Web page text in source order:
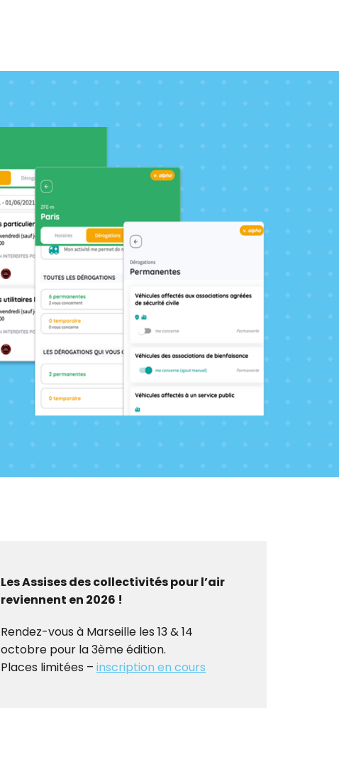
Les Assises des collectivités pour l’air
reviennent en 2026 !
Rendez-vous à Marseille les 13 & 14
octobre pour la 3ème édition.
Places limitées – inscription en cours